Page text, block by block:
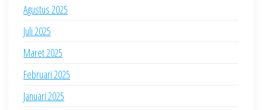
Agustus 2025
Juli 2025
Maret 2025
Februari 2025
Januari 2025